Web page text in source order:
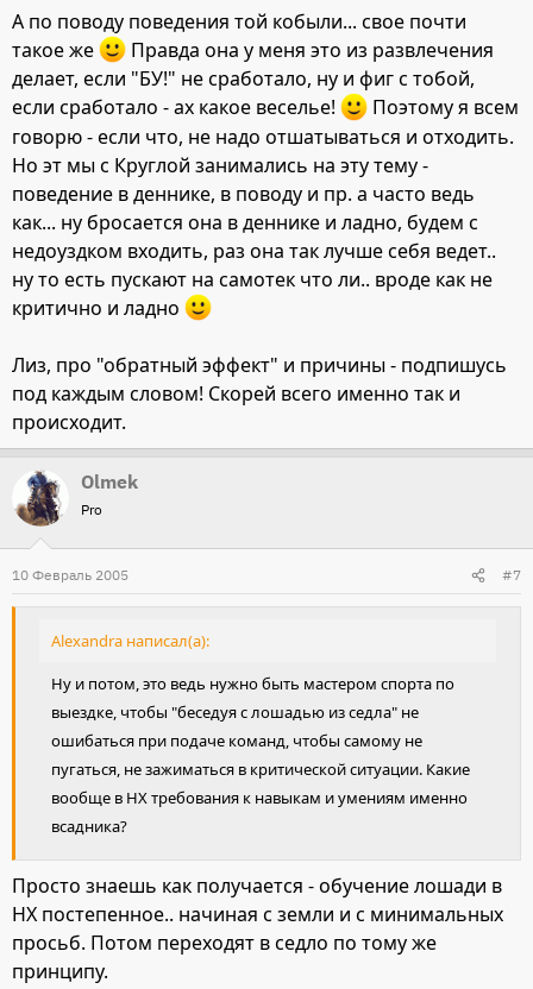
А по поводу поведения той кобыли... свое почти
такое же
Правда она у меня это из развлечения
делает, если "БУ!" не сработало, ну и фиг с тобой,
если сработало - ах какое веселье!
Поэтому я всем
говорю - если что, не надо отшатываться и отходить.
Но эт мы с Круглой занимались на эту тему -
поведение в деннике, в поводу и пр. а часто ведь
как... ну бросается она в деннике и ладно, будем с
недоуздком входить, раз она так лучше себя ведет..
ну то есть пускают на самотек что ли.. вроде как не
критично и ладно
Лиз, про "обратный эффект" и причины - подпишусь
под каждым словом! Скорей всего именно так и
происходит.
Olmek
Pro
10 Февраль 2005 #7
Alexandra написал(а):
Ну и потом, это ведь нужно быть мастером спорта по
выездке, чтобы "беседуя с лошадью из седла" не
ошибаться при подаче команд, чтобы самому не
пугаться, не зажиматься в критической ситуации. Какие
вообще в НХ требования к навыкам и умениям именно
всадника?
Просто знаешь как получается - обучение лошади в
НХ постепенное.. начиная с земли и с минимальных
просьб. Потом переходят в седло по тому же
принципу.